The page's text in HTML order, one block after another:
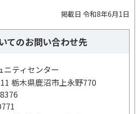
掲載日 令和8年6月1日
てのお問い合わせ先
ニティセンター
栃木県鹿沼市上永野770